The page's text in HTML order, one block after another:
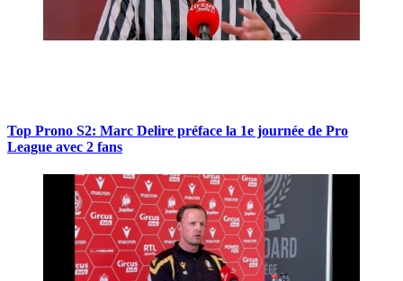
Top Prono S2: Marc Delire préface la 1e journée de Pro
League avec 2 fans